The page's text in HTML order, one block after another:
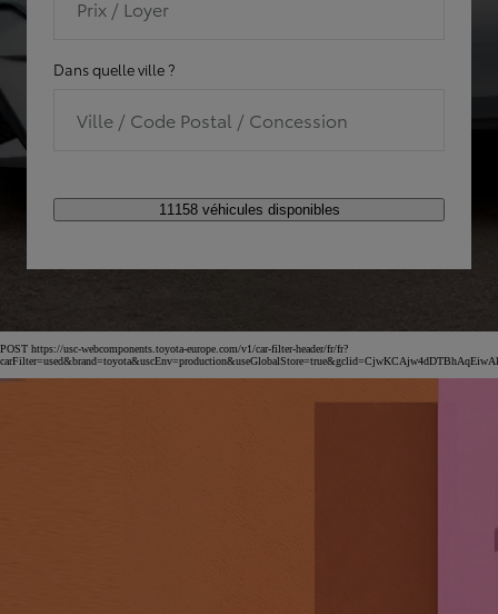
Prix / Loyer
Dans quelle ville ?
Ville / Code Postal / Concession
11158 véhicules disponibles
POST https://usc-webcomponents.toyota-europe.com/v1/car-filter-header/fr/fr?